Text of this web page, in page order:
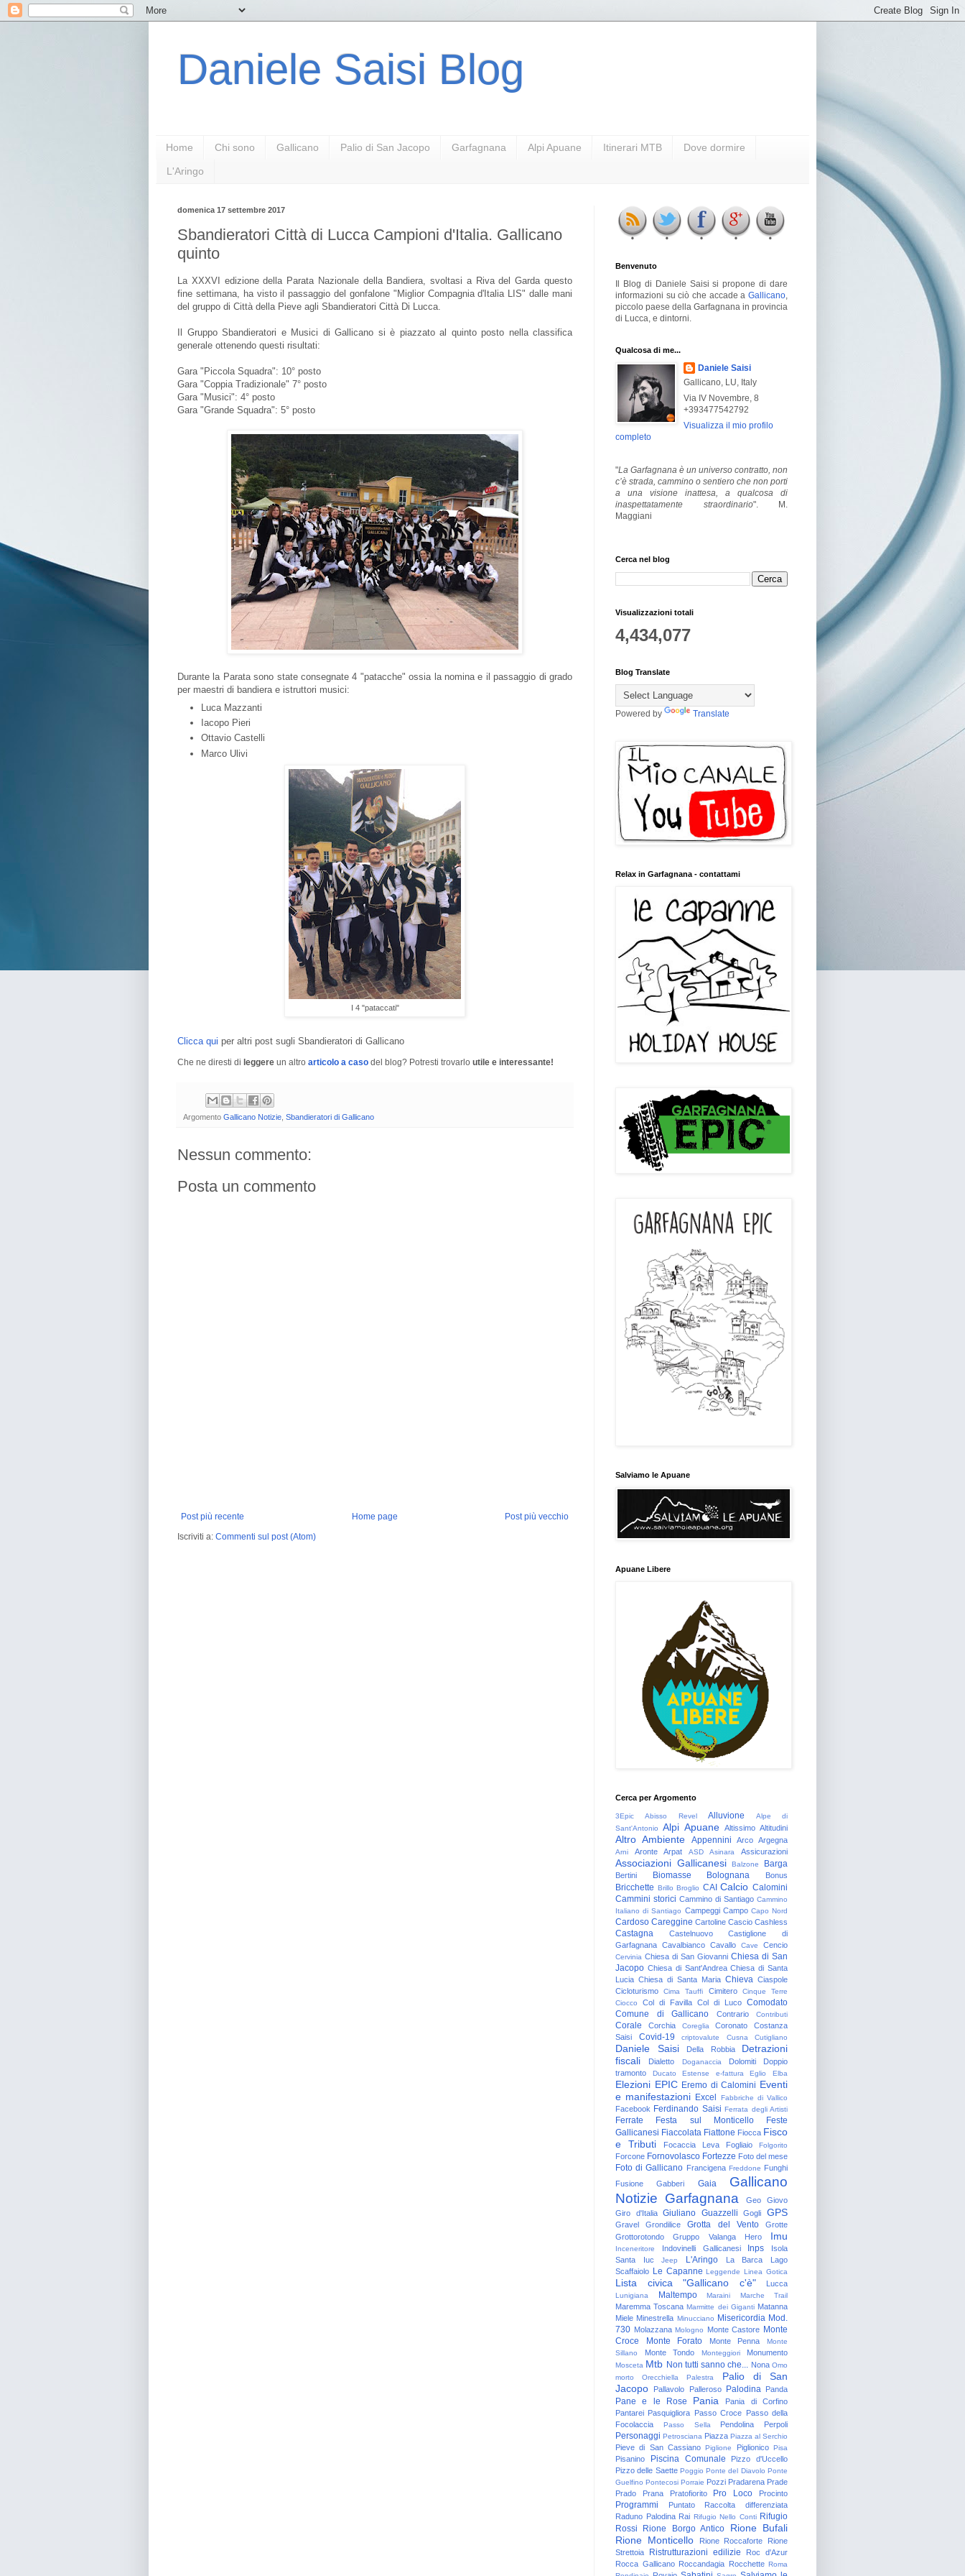
Daniele Saisi Blog
Home Chi sono Gallicano Palio di San Jacopo Garfagnana Alpi Apuane Itinerari MTB Dove dormire
L'Aringo
domenica 17 settembre 2017
Sbandieratori Città di Lucca Campioni d'Italia. Gallicano
quinto
La XXXVI edizione della Parata Nazionale della Bandiera, svoltasi a Riva del Garda questo
fine settimana, ha visto il passaggio del gonfalone "Miglior Compagnia d'Italia LIS" dalle mani
del gruppo di Città della Pieve agli Sbandieratori Città Di Lucca.
Il Gruppo Sbandieratori e Musici di Gallicano si è piazzato al quinto posto nella classifica
generale ottenendo questi risultati:
Gara "Piccola Squadra": 10° posto
Gara "Coppia Tradizionale" 7° posto
Gara "Musici": 4° posto
Gara "Grande Squadra": 5° posto
Durante la Parata sono state consegnate 4 "patacche" ossia la nomina e il passaggio di grado
per maestri di bandiera e istruttori musici:
Luca Mazzanti
Iacopo Pieri
Ottavio Castelli
Marco Ulivi
I 4 "pataccati"
Clicca qui per altri post sugli Sbandieratori di Gallicano
Che ne diresti di leggere un altro articolo a caso del blog? Potresti trovarlo utile e interessante!
Argomento Gallicano Notizie Sbandieratori di Gallicano
Nessun commento:
Posta un commento
Post più recente Post più vecchio
Home page
Iscriviti a: Commenti sul post (Atom)
Benvenuto
Il Blog di Daniele Saisi si propone di dare
informazioni su ciò che accade a Gallicano
piccolo paese della Garfagnana in provincia
di Lucca, e dintorni.
Qualcosa di me...
Daniele Saisi
Gallicano, LU, Italy
Via IV Novembre, 8
+393477542792
Visualizza il mio profilo
completo
"La Garfagnana è un universo contratto, non
c’è strada, cammino o sentiero che non porti
a una visione inattesa, a qualcosa di
inaspettatamente straordinario". M.
Maggiani
Cerca nel blog
Visualizzazioni totali
4,434,077
Blog Translate
Powered by Translate
Relax in Garfagnana - contattami
Salviamo le Apuane
Apuane Libere
Cerca per Argomento
3Epic Abisso Revel Alluvione
Alpe di
Sant'Antonio
Alpi Apuane Altissimo Altitudini
Altro Ambiente Appennini Arco Argegna
Arni Aronte Arpat ASD Asinara Assicurazioni
Associazioni Gallicanesi Balzone Barga
Bertini Biomasse Bolognana Bonus
Bricchette Brillo Broglio CAI Calcio Calomini
Cammini storici Cammino di Santiago Cammino
Italiano di Santiago Campeggi Campo Capo Nord
Cardoso Careggine Cartoline Cascio Cashless
Castagna Castelnuovo
Castiglione di
Garfagnana Cavalbianco Cavallo Cave Cencio
Cervinia Chiesa di San Giovanni Chiesa di San
Jacopo Chiesa di Sant'Andrea Chiesa di Santa
Lucia Chiesa di Santa Maria Chieva Ciaspole
Cicloturismo
Cima Tauffi Cimitero
Cinque Terre
Ciocco
Col di Favilla Col di Luco Comodato
Comune di Gallicano
Contrario Contributi
Corale Corchia Coreglia Coronato
Costanza
Saisi
Covid-19 criptovalute Cusna Cutigliano
Daniele Saisi Della Robbia
Detrazioni
fiscali
Dialetto Doganaccia Dolomiti
Doppio
tramonto
Ducato Estense e-fattura Eglio Elba
Elezioni EPIC Eremo di Calomini Eventi
e manifestazioni Excel Fabbriche di Vallico
Facebook Ferdinando Saisi Ferrata degli Artisti
Ferrate Festa sul Monticello
Feste
Gallicanesi Fiaccolata Fiattone Fiocca Fisco
e Tributi
Focaccia Leva Fogliaio Folgorito
Forcone Fornovolasco Fortezze Foto del mese
Foto di Gallicano Francigena Freddone Funghi
Fusione
Gabberi Gaia
Gallicano
Notizie Garfagnana Geo
Giovo
Giro d'Italia
Giuliano Guazzelli Gogli GPS
Gravel Grondilice Grotta del Vento
Grotte
Grottorotondo
Gruppo Valanga Hero Imu
Inceneritore Indovinelli Gallicanesi Inps
Isola
Santa
Iuc Jeep L'Aringo La Barca
Lago
Scaffaiolo Le Capanne Leggende Linea Gotica
Lista civica "Gallicano c'è" Lucca
Lunigiana Maltempo Maraini Marche Trail
Maremma Toscana Marmitte dei Giganti Matanna
Miele Minestrella Minucciano Misericordia Mod.
730 Molazzana Mologno Monte Castore Monte
Croce
Monte Forato Monte Penna
Monte
Sillano
Monte Tondo Monteggiori Monumento
Mosceta Mtb Non tutti sanno che... Nona Omo
morto
Orecchiella Palestra
Palio di San
Jacopo
Pallavolo Palleroso Palodina Panda
Pane e le Rose Pania
Pania di Corfino
Pantarei Pasquigliora Passo Croce Passo della
Focolaccia
Passo Sella Pendolina Perpoli
Personaggi Petrosciana Piazza Piazza al Serchio
Pieve di San Cassiano Piglione Piglionico Pisa
Pisanino Piscina Comunale
Pizzo d'Uccello
Pizzo delle Saette Poggio Ponte del Diavolo Ponte
Guelfino Pontecosi Porraie Pozzi Pradarena Prade
Prado
Prana Pratofiorito Pro Loco Procinto
Programmi Puntato
Raccolta differenziata
Raduno Palodina Rai Rifugio Nello Conti Rifugio
Rossi
Rione Borgo Antico
Rione Bufali
Rione Monticello
Rione Roccaforte
Rione
Strettoia
Ristrutturazioni edilizie
Roc d'Azur
Rocca Gallicano Roccandagia Rocchette Roma